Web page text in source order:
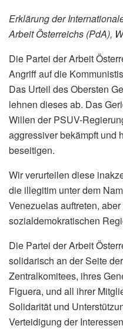
Erklärung der
Arbeit Österreichs (PdA),
Die Partei der Arbeit
Angriff auf die
Das Urteil des Obersten
lehnen dieses ab. Das
Willen der PSUV-
aggressiver bekämpft und
beseitigen.
Wir verurteilen diese
die illegitim unter dem
Venezuelas auftreten,
sozialdemokratischen
Die Partei der Arbeit
solidarisch an der Seite
Zentralkomitees, ihres
Figuera, und all ihrer
Solidarität und
Verteidigung der